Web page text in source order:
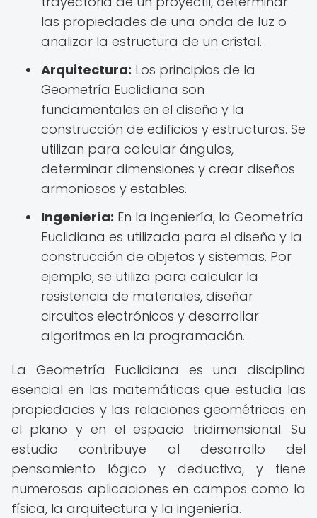
las propiedades de una onda de luz o
analizar la estructura de un cristal.
Arquitectura: Los principios de la
Geometría Euclidiana son
fundamentales en el diseño y la
construcción de edificios y estructuras. Se
utilizan para calcular ángulos,
determinar dimensiones y crear diseños
armoniosos y estables.
Ingeniería: En la ingeniería, la Geometría
Euclidiana es utilizada para el diseño y la
construcción de objetos y sistemas. Por
ejemplo, se utiliza para calcular la
resistencia de materiales, diseñar
circuitos electrónicos y desarrollar
algoritmos en la programación.
La Geometría Euclidiana es una disciplina
esencial en las matemáticas que estudia las
propiedades y las relaciones geométricas en
el plano y en el espacio tridimensional. Su
estudio contribuye al desarrollo del
pensamiento lógico y deductivo, y tiene
numerosas aplicaciones en campos como la
física, la arquitectura y la ingeniería.